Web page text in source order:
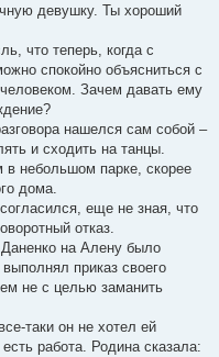
девушку. Ты хороший
что теперь, когда с
спокойно объясниться с
Зачем давать ему
нашелся сам собой –
и сходить на танцы.
в небольшом парке, скорее
дома.
еще не зная, что
отказ.
на Алену было
приказ своего
не с целью заманить
таки он не хотел ей
работа. Родина сказала: